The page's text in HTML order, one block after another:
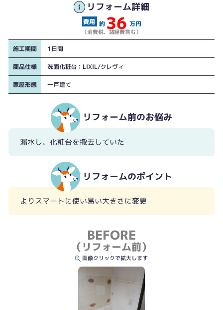
リフォーム詳細
約 36 万円
（消費税、諸経費含む）
施工期間 1日間
商品仕様 洗面化粧台：LIXIL/クレヴィ
家屋形態 一戸建て
リフォーム前のお悩み
漏水し、化粧台を撤去していた
リフォームのポイント
よりスマートに使い易い大きさに変更
BEFORE
（リフォーム前）
画像クリックで拡大します